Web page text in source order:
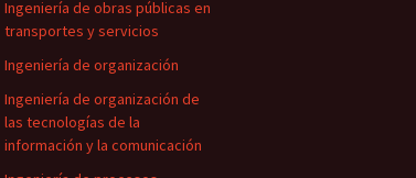
Ingeniería de obras públicas en
transportes y servicios
Ingeniería de organización
Ingeniería de organización de
las tecnologías de la
información y la comunicación